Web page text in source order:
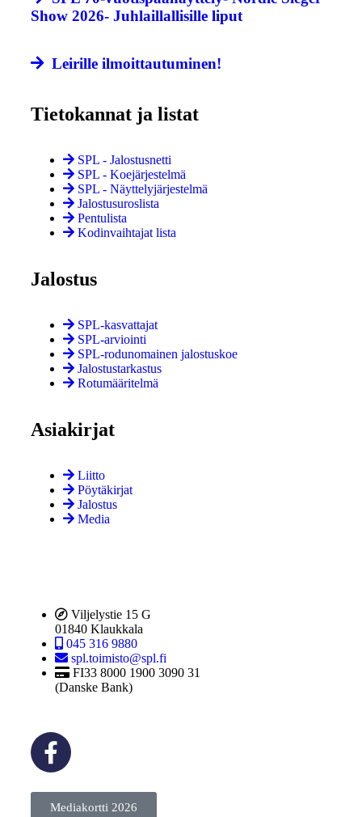
Show 2026- Juhlaillallisille liput
Leirille ilmoittautuminen!
Tietokannat ja listat
SPL - Jalostusnetti
SPL - Koejärjestelmä
SPL - Näyttely­järjestelmä
Jalostusuroslista
Pentulista
Kodinvaihtajat lista
Jalostus
SPL-kasvattajat
SPL-arviointi
SPL-rodunomainen jalostuskoe
Jalostustarkastus
Rotumääritelmä
Asiakirjat
Liitto
Pöytäkirjat
Jalostus
Media
Viljelystie 15 G
01840 Klaukkala
045 316 9880
spl.toimisto@spl.fi
FI33 8000 1900 3090 31
(Danske Bank)
Mediakortti 2026